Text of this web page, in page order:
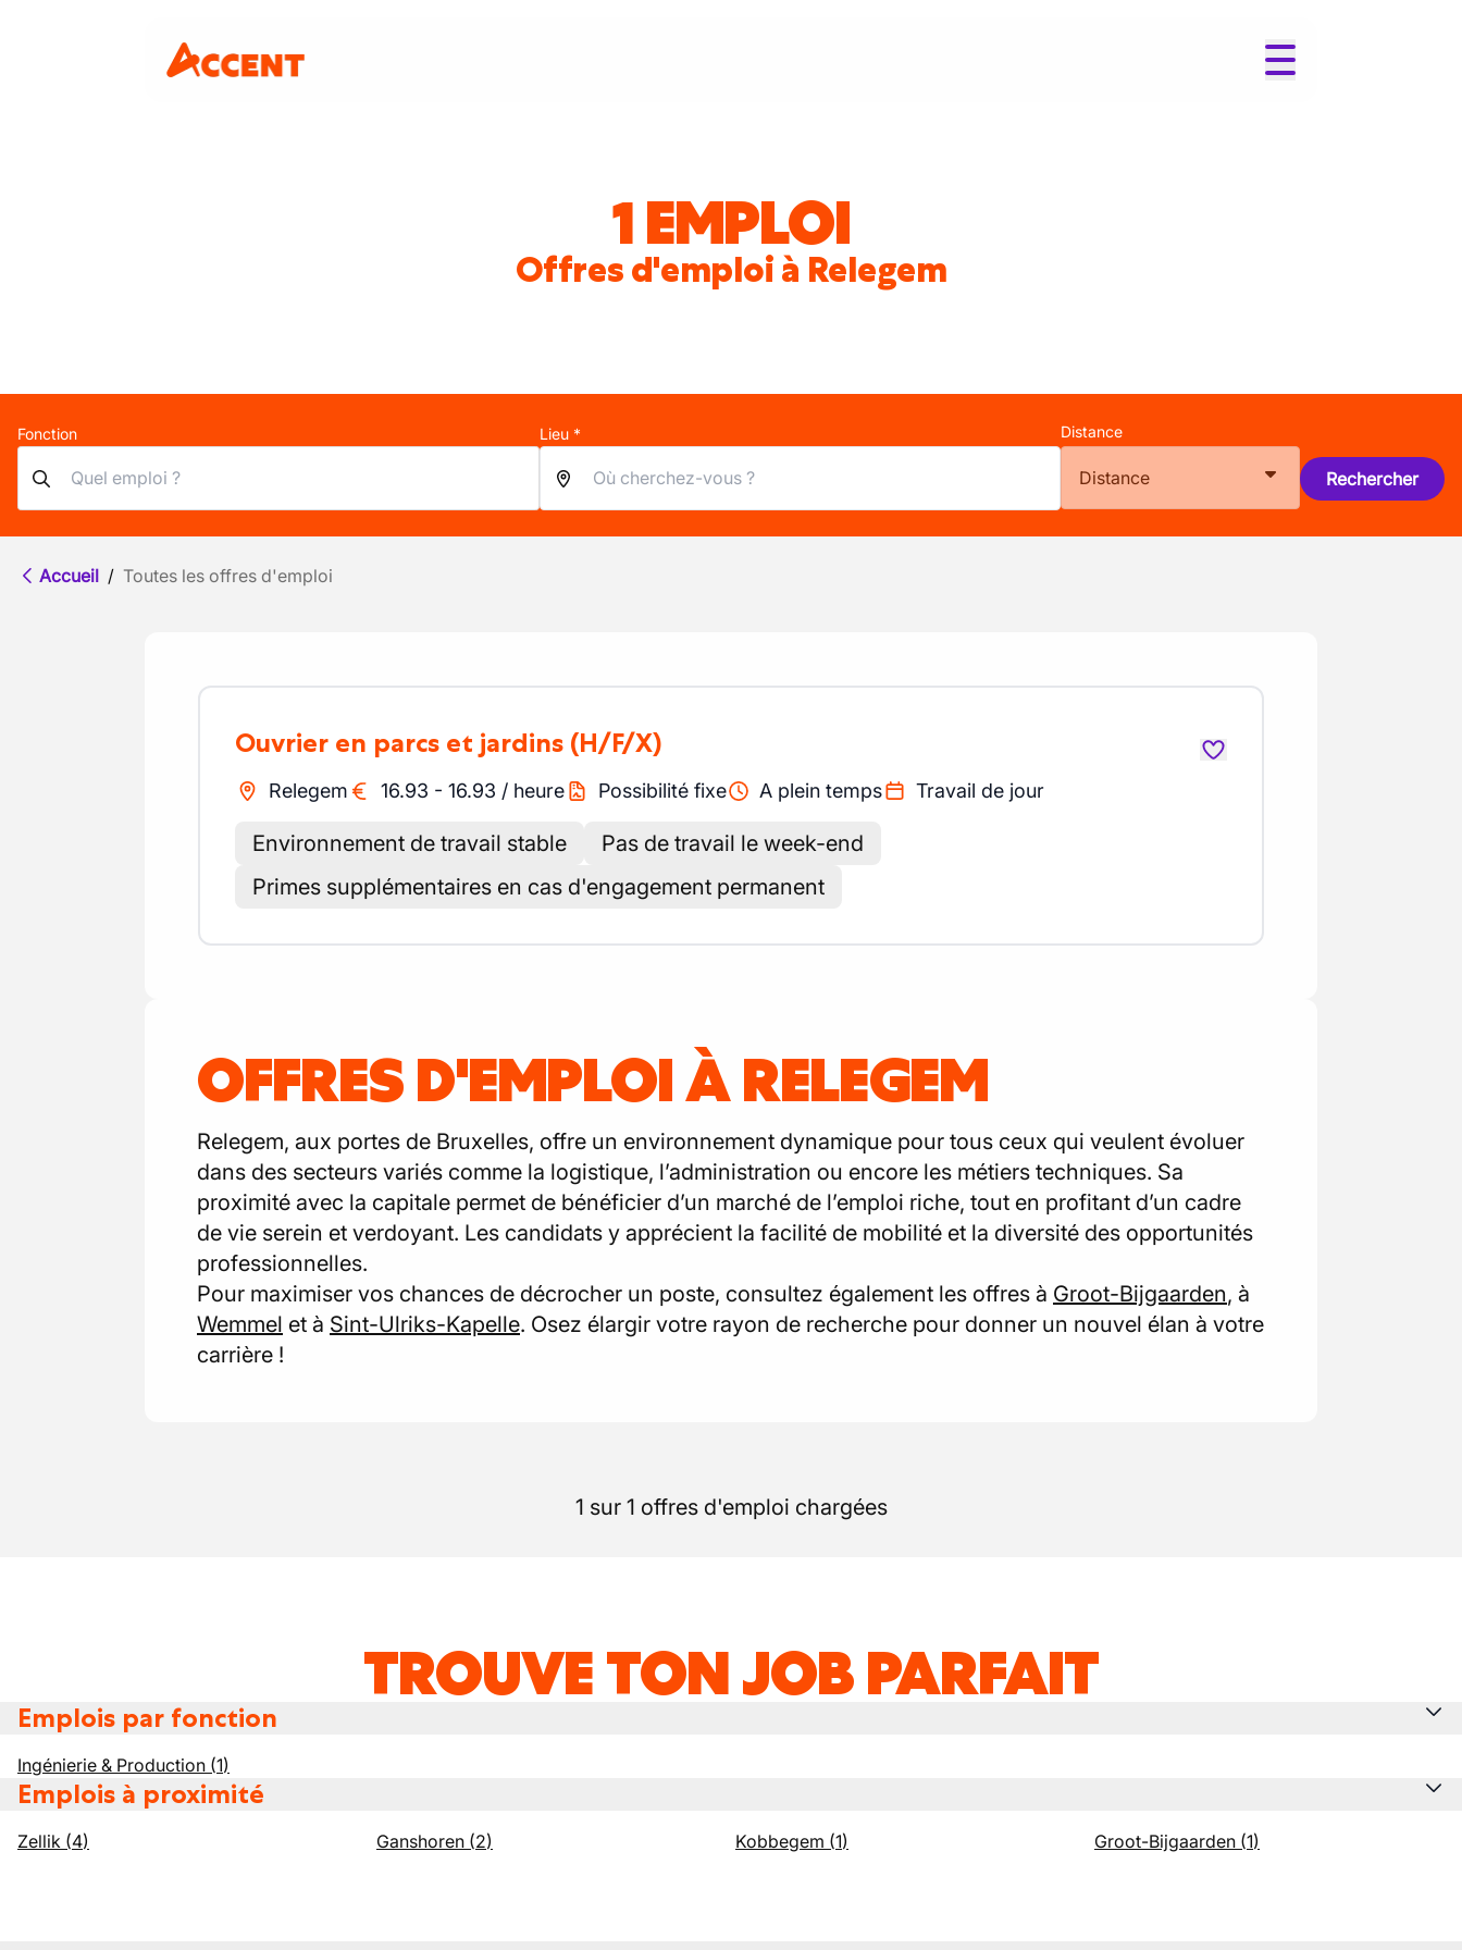
1 EMPLOI
Offres d'emploi à Relegem
Fonction Lieu * Distance
Distance Rechercher
Accueil / Toutes les offres d'emploi
Ouvrier en parcs et jardins (H/F/X)
Relegem 16.93 - 16.93 / heure Possibilité fixe A plein temps Travail de jour
Environnement de travail stable
Pas de travail le week-end
Primes supplémentaires en cas d'engagement permanent
OFFRES D'EMPLOI À RELEGEM
Relegem, aux portes de Bruxelles, offre un environnement dynamique pour tous ceux qui veulent évoluer
dans des secteurs variés comme la logistique, l’administration ou encore les métiers techniques. Sa
proximité avec la capitale permet de bénéficier d’un marché de l’emploi riche, tout en profitant d’un cadre
de vie serein et verdoyant. Les candidats y apprécient la facilité de mobilité et la diversité des opportunités
professionnelles.
Pour maximiser vos chances de décrocher un poste, consultez également les offres à Groot-Bijgaarden, à
Wemmel et à Sint-Ulriks-Kapelle. Osez élargir votre rayon de recherche pour donner un nouvel élan à votre
carrière !
1 sur 1 offres d'emploi chargées
TROUVE TON JOB PARFAIT
Emplois par fonction
Ingénierie & Production (1)
Emplois à proximité
Zellik (4) Ganshoren (2) Kobbegem (1) Groot-Bijgaarden (1)